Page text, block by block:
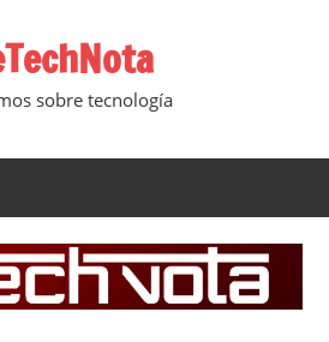
sobre tecnología